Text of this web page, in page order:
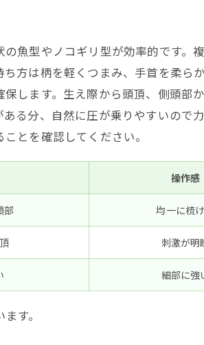
魚型やノコギリ型が効率的です。
方は柄を軽くつまみ、手首を柔ら
します。生え際から頭頂、側頭部
る分、自然に圧が乗りやすいので
とを確認してください。
操作感
部 均一に梳
刺激が明
細部に強
す。